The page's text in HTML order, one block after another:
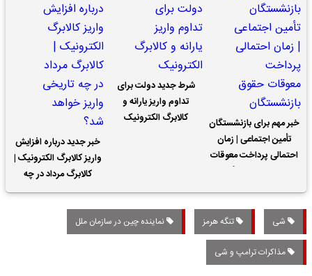
خبر مهم برای بازنشستگان
تأمین اجتماعی | زمان
احتمالی پرداخت معوقات
شرط جدید دولت برای
تداوم واریز یارانه و
کالابرگ الکترونیک
خبر جدید درباره افزایش
واریز کالابرگ الکترونیک |
کالابرگ مرداد در چه
تاریخی واریز خواهد شد؟
شی تنگه هرمز نماینده چین در سازمان ملل
مذاکرات ترامپ و شی‌